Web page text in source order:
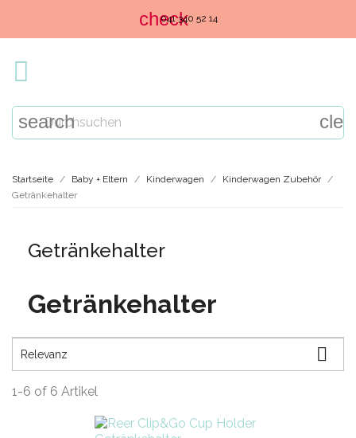
check
041 340 52 14

search
Startseite Baby + Eltern Kinderwagen
Kinderwagen Zubehör
Getränkehalter
Getränkehalter
Getränkehalter
Relevanz 
1-6 of 6 Artikel